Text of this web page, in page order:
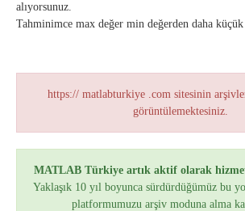
alıyorsunuz.
Tahminimce max değer min değerden daha
https:// matlabturkiye .com sitesinin
görüntülemektesiniz.
MATLAB Türkiye artık aktif olarak
Yaklaşık 10 yıl boyunca sürdürdüğümüz bu
platformumuzu arşiv moduna alma